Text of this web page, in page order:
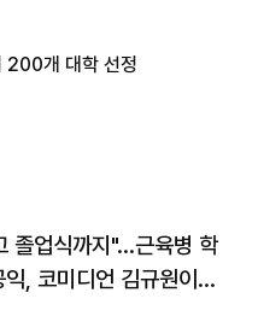
200개 대학 선정
졸업식까지"…근육병 학
, 코미디언 김규원이었